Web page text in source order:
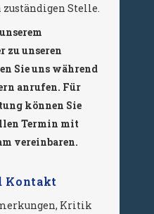
zuständigen Stelle.
zu unseren
Sie uns während
anrufen. Für
können Sie
Termin mit
vereinbaren.
Kontakt
Kritik